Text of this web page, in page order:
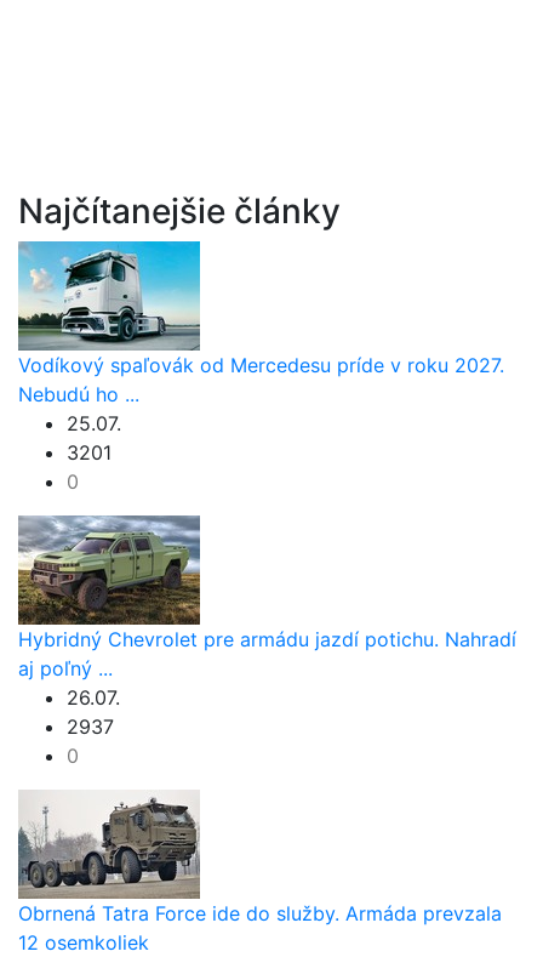
Najčítanejšie články
Vodíkový spaľovák od Mercedesu príde v roku 2027.
Nebudú ho ...
25.07.
3201
0
Hybridný Chevrolet pre armádu jazdí potichu. Nahradí
aj poľný ...
26.07.
2937
0
Obrnená Tatra Force ide do služby. Armáda prevzala
12 osemkoliek